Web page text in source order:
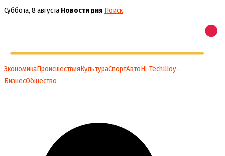
Перейти
Суббота, 8 августа Новости дня Поиск
ЭкономикаПроисшествияКультураСпортАвтоHi-TechШоу-
БизнесОбщество